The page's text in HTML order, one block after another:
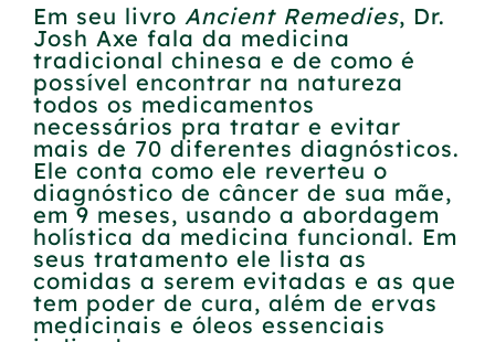
Em seu livro Ancient Remedies, Dr.
Josh Axe fala da medicina
tradicional chinesa e de como é
possível encontrar na natureza
todos os medicamentos
necessários pra tratar e evitar
mais de 70 diferentes diagnósticos.
Ele conta como ele reverteu o
diagnóstico de câncer de sua mãe,
em 9 meses, usando a abordagem
holística da medicina funcional. Em
seus tratamento ele lista as
comidas a serem evitadas e as que
tem poder de cura, além de ervas
medicinais e óleos essenciais